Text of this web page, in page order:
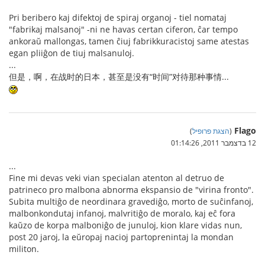
Pri beribero kaj difektoj de spiraj organoj - tiel nomataj
"fabrikaj malsanoj" -ni ne havas certan ciferon, ĉar tempo
ankoraŭ mallongas, tamen ĉiuj fabrikkuracistoj same atestas
egan pliiĝon de tiuj malsanuloj.
...
但是，啊，在战时的日本，甚至是没有“时间”对待那种事情...
Flago
(הצגת פרופיל)
12 בדצמבר 2011, 01:14:26
...
Fine mi devas veki vian specialan atenton al detruo de
patrineco pro malbona abnorma ekspansio de "virina fronto".
Subita multiĝo de neordinara gravediĝo, morto de suĉinfanoj,
malbonkondutaj infanoj, malvritiĝo de moralo, kaj eĉ fora
kaŭzo de korpa malboniĝo de junuloj, kion klare vidas nun,
post 20 jaroj, la eŭropaj nacioj partoprenintaj la mondan
militon.